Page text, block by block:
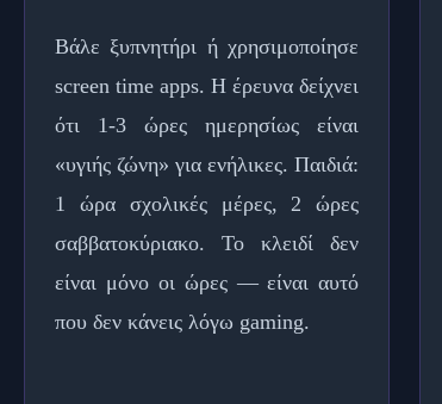
Βάλε ξυπνητήρι ή χρησιμοποίησε
screen time apps. Η έρευνα δείχνει
ότι 1-3 ώρες ημερησίως είναι
«υγιής ζώνη» για ενήλικες. Παιδιά:
1 ώρα σχολικές μέρες, 2 ώρες
σαββατοκύριακο. Το κλειδί δεν
είναι μόνο οι ώρες — είναι αυτό
που δεν κάνεις λόγω gaming.